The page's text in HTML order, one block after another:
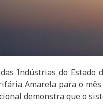
das Indústrias do Estado
Amarela para o
demonstra que o